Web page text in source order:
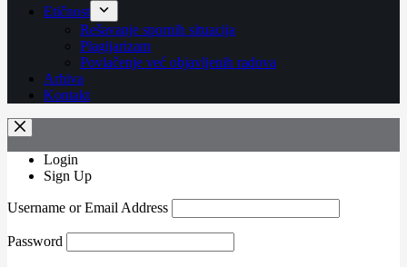
Etičnost
Rešavanje spornih situacija
Plagijarizam
Povlačenje već objavljenih radova
Arhiva
Kontakt
Login
Sign Up
Username or Email Address
Password